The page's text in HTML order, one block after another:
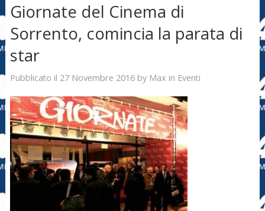
Giornate del Cinema di
Sorrento, comincia la parata di
star
Pubblicato il 27 Novembre 2016by Max in Eventi